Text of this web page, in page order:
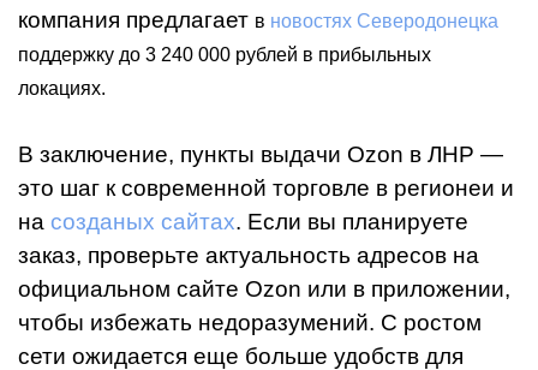
компания предлагает в новостях Северодонецка
поддержку до 3 240 000 рублей в прибыльных
локациях.
В заключение, пункты выдачи Ozon в ЛНР —
это шаг к современной торговле в регионеи и
на созданых сайтах. Если вы планируете
заказ, проверьте актуальность адресов на
официальном сайте Ozon или в приложении,
чтобы избежать недоразумений. С ростом
сети ожидается еще больше удобств для